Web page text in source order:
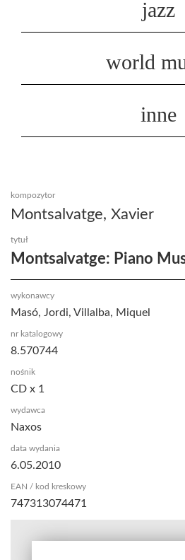
jazz
world
inne
kompozytor
Montsalvatge, Xavier
tytuł
Montsalvatge: Piano
wykonawcy
Masó, Jordi, Villalba, Miquel
nr katalogowy
8.570744
nośnik
CD x 1
wydawca
Naxos
data wydania
6.05.2010
EAN / kod kreskowy
747313074471